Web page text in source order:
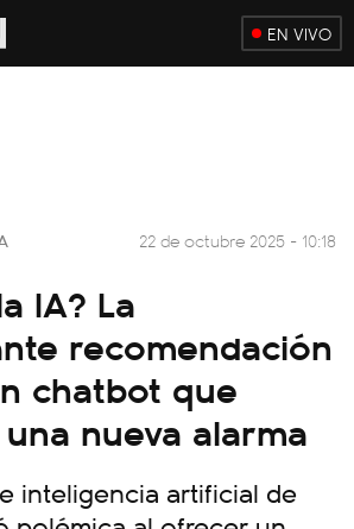
EN VIVO
22 de octubre 2025 - 10:18
IA? La
recomendación
chatbot que
nueva alarma
inteligencia artificial de